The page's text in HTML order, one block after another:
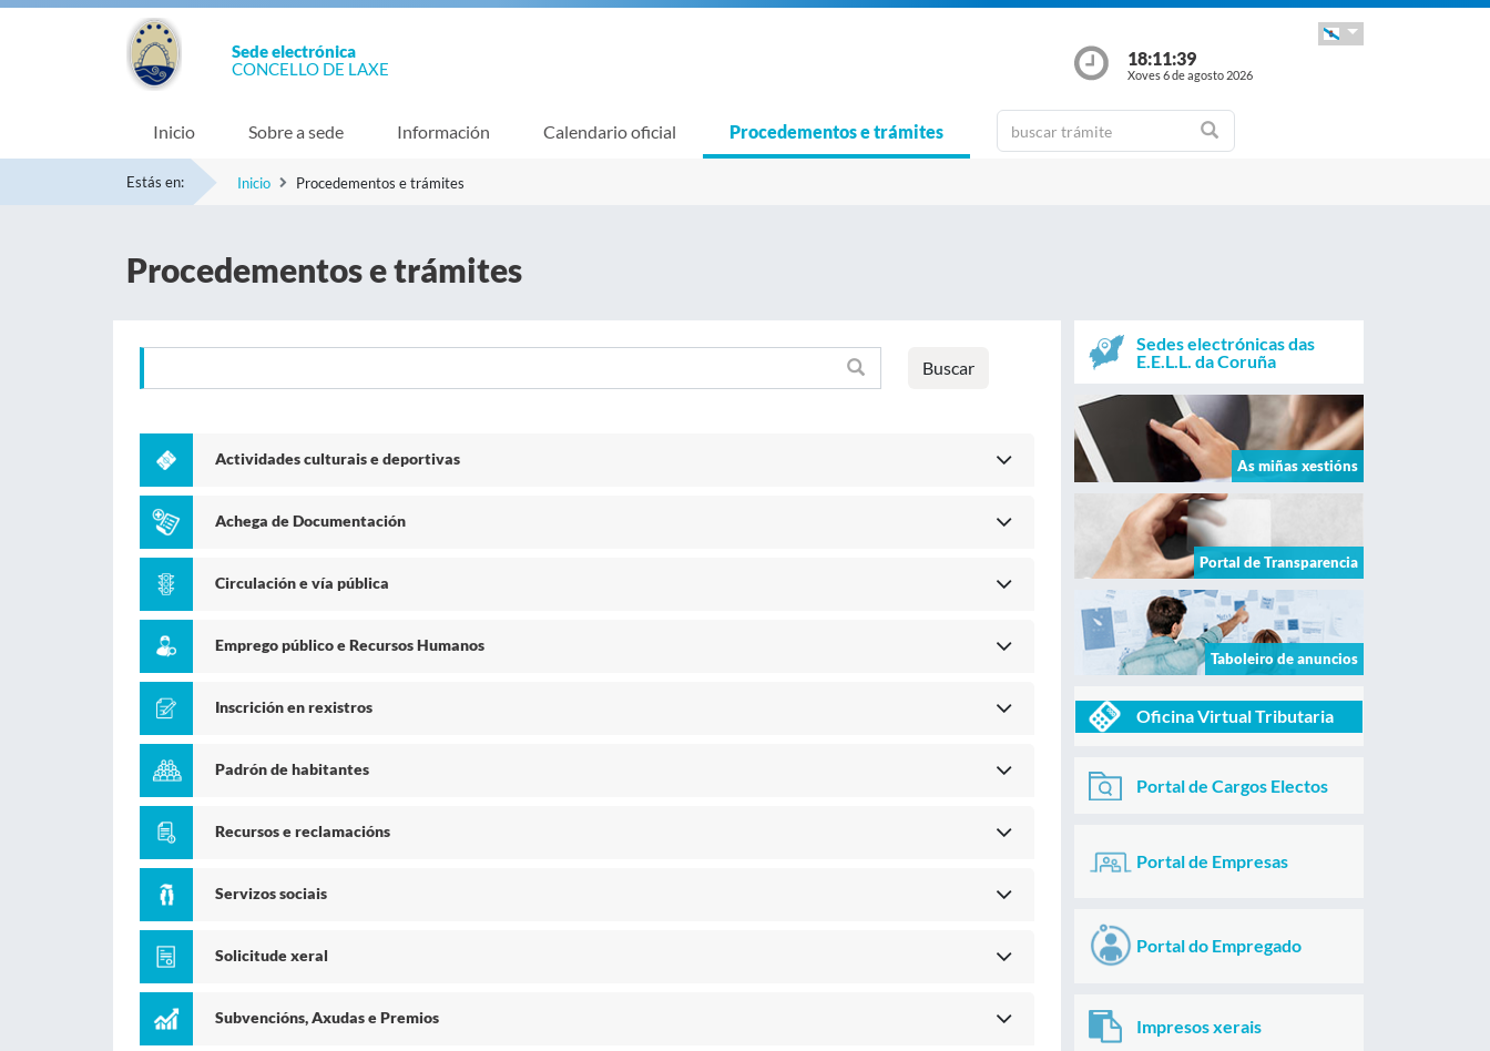
Sede electrónica
CONCELLO DE LAXE
18:11:39
Xoves 6 de agosto 2026
Inicio Sobre a sede Información Calendario oficial Procedementos e trámites
Estás en: Inicio Procedementos e trámites
Procedementos e trámites
Buscar
Actividades culturais e deportivas
Achega de Documentación
Circulación e vía pública
Emprego público e Recursos Humanos
Inscrición en rexistros
Padrón de habitantes
Recursos e reclamacións
Servizos sociais
Solicitude xeral
Subvencións, Axudas e Premios
Sedes electrónicas das
E.E.L.L. da Coruña
As miñas xestións
Portal de Transparencia
Taboleiro de anuncios
Oficina Virtual Tributaria
Portal de Cargos Electos
Portal de Empresas
Portal do Empregado
Impresos xerais